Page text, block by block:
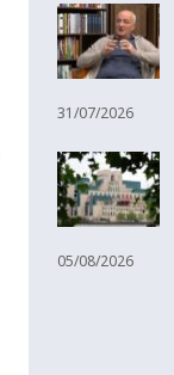
31/07/2026
05/08/2026